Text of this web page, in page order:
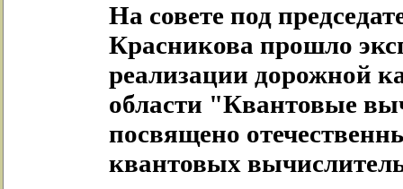
На совете под
Красникова прошло
реализации дорожной
области "Квантовые
посвящено
квантовых